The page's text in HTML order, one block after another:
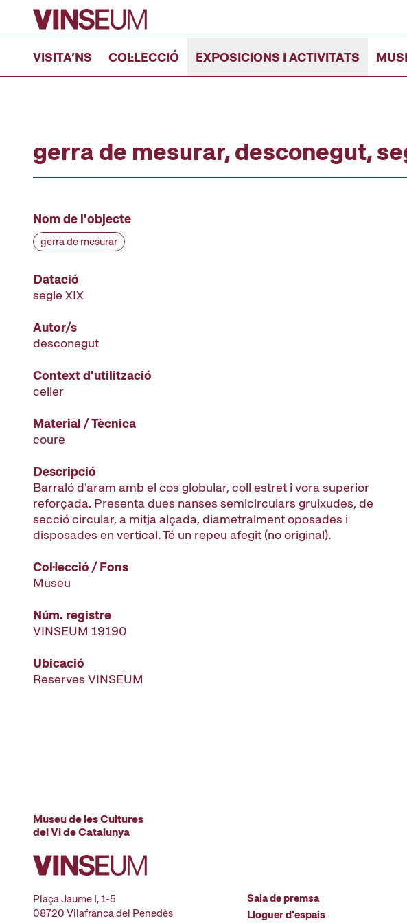
Anar al contingut
VISITA’NS COL·LECCIÓ EXPOSICIONS I ACTIVITATS
gerra de mesurar, desconegut,
Nom de l'objecte
gerra de mesurar
Datació
segle XIX
Autor/s
desconegut
Context d'utilització
celler
Material / Tècnica
coure
Descripció
Barraló d'aram amb el cos globular, coll estret i vora superior
reforçada. Presenta dues nanses semicirculars gruixudes, de
secció circular, a mitja alçada, diametralment oposades i
disposades en vertical. Té un repeu afegit (no original).
Col·lecció / Fons
Museu
Núm. registre
VINSEUM 19190
Ubicació
Reserves VINSEUM
Museu de les Cultures
del Vi de Catalunya
Plaça Jaume I, 1-5
08720 Vilafranca del Penedès
Sala de premsa
Lloguer d'espais